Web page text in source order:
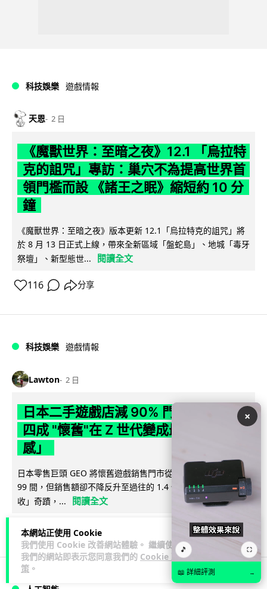
本網站正使用 Cookie
我們使用 Cookie 改善網站體驗。 繼續使用
我們的網站即表示您同意我們的 Cookie 政
策 。
科技娛樂 遊戲情報
天恩 2 日
《魔獸世界：至暗之夜》12.1 「烏拉特
克的詛咒」專訪：巢穴不為提高世界首
領門檻而設 《諸王之眠》縮短約 10 分
鐘
《魔獸世界：至暗之夜》版本更新 12.1「烏拉特克的詛咒」將
於 8 月 13 日正式上線，帶來全新區域「盤蛇島」、地城「毒牙
祭壇」、新型態世...
閱讀全文
116 分享
科技娛樂 遊戲情報
Lawton 2 日
日本二手遊戲店減 90% 門市 業績反增
四成 "懷舊"在 Z 世代變成最潮「新鮮
感」
日本零售巨頭 GEO 將懷舊遊戲銷售門市從 1,000 間大幅減至
99 間，但銷售額卻不降反升至過往的 1.4 倍。做到「減店增
收」奇蹟，...
閱讀全文
259 20 分享
×
🎵 ⛶
📖 詳細評測 →